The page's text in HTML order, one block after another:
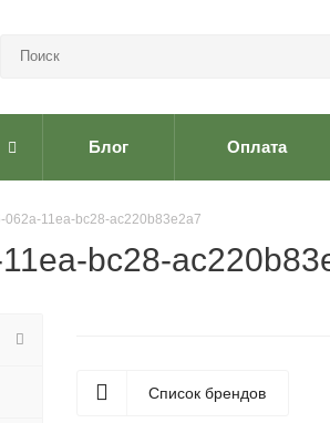
Блог Оплата
062a-11ea-bc28-ac220b83e2a7
bc28-
Список брендов